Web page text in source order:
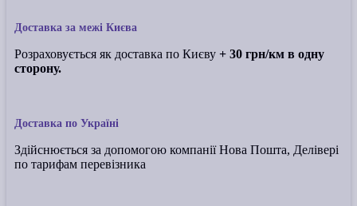
Доставка за межі Києва
Розраховується як доставка по Києву + 30 грн/км в одну
сторону.
Доставка по Україні
Здійснюється за допомогою компанії Нова Пошта, Делівері
по тарифам перевізника